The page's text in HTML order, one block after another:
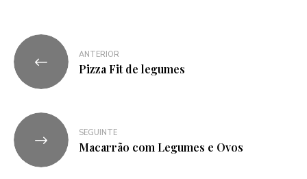
ANTERIOR
Pizza Fit de legumes
SEGUINTE
Macarrão com Legumes e Ovos